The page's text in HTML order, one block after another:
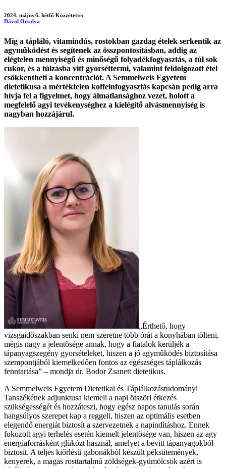
2024. május 6. hétfő Közzétette:
Dávid Orsolya
Míg a tápláló, vitamindús, rostokban gazdag ételek serkentik az
agyműködést és segítenek az összpontosításban, addig az
elégtelen mennyiségű és minőségű folyadékfogyasztás, a túl sok
cukor, és a túlzásba vitt gyorséttermi, valamint feldolgozott étel
csökkentheti a koncentrációt. A Semmelweis Egyetem
dietetikusa a mértéktelen koffeinfogyasztás kapcsán pedig arra
hívja fel a figyelmet, hogy álmatlansághoz vezet, holott a
megfelelő agyi tevékenységhez a kielégítő alvásmennyiség is
nagyban hozzájárul.
„Érthető, hogy
vizsgaidőszakban senki nem szeretne több órát a konyhában tölteni,
mégis nagy a jelentősége annak, hogy a fiatalok kerüljék a
tápanyagszegény gyorsételeket, hiszen a jó agyműködés biztosítása
szempontjából kiemelkedően fontos az egészséges táplálkozás
fenntartása” – mondja dr. Bodor Zsanett dietetikus.
A Semmelweis Egyetem Dietetikai és Táplálkozástudományi
Tanszékének adjunktusa kiemeli a napi ötszöri étkezés
szükségességét és hozzáteszi, hogy egész napos tanulás során
hangsúlyos szerepet kap a reggeli, hiszen az optimális esetben
elegendő energiát biztosít a szervezetnek a napindításhoz. Ennek
fokozott agyi terhelés esetén kiemelt jelentősége van, hiszen az agy
energiaforrásként glükózt használ, amelyet a bevitt tápanyagokból
biztosít. A teljes kiőrlésű gabonákból készült péksütemények,
kenyerek, a magas rosttartalmú zöldségek-gyümölcsök azért is